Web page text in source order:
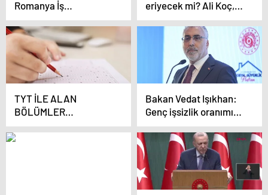
Romanya İş
Forumu’nda Buluştu
eriyecek mi? Ali Koç,
Aziz Yıldırım’a zeytin
dalı uzattı
TYT İLE ALAN
BÖLÜMLER
NELERDİR? Hangi
bölümler TYT ile
Bakan Vedat Işıkhan:
Genç işsizlik oranımız
yüzde 15,1’e düştü